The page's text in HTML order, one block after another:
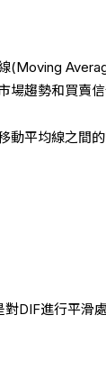
(Moving
趨勢和買賣信
動平均線之間
DIF進行平滑